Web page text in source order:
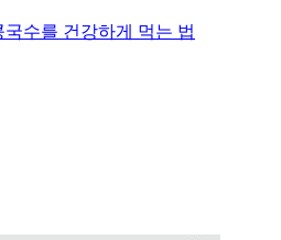
국수를 건강하게 먹는 법